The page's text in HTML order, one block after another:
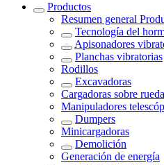
Productos
Resumen general
Tecnología del
Apisonadores
Planchas vibratorias
Rodillos
Excavadoras
Cargadoras sobre
Manipuladores
Dumpers
Minicargadoras
Demolición
Generación de energía